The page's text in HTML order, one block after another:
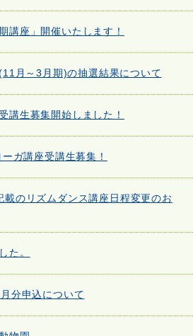
講座」開催いたします！
月～3月期)の抽選結果について
講生募集開始しました！
ガ講座受講生募集！
載のリズムダンス講座日程変更のお
た。
分申込について